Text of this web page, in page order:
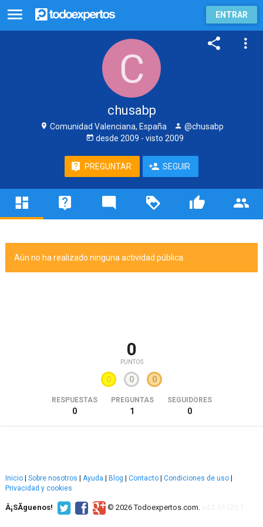
ENTRAR
chusabp
Comunidad Valenciana, España
@chusabp
desde 2009 - visto 2009
PREGUNTAR SEGUIR
Aún no ha realizado ninguna actividad pública.
0
PUNTOS
0 0 0
RESPUESTAS
0
PREGUNTAS
1
SEGUIDORES
0
Inicio Sobre nosotros Ayuda Blog Contacto Condiciones de uso
Privacidad y cookies
Â¡SÃ­guenos! © 2026 Todoexpertos.com.